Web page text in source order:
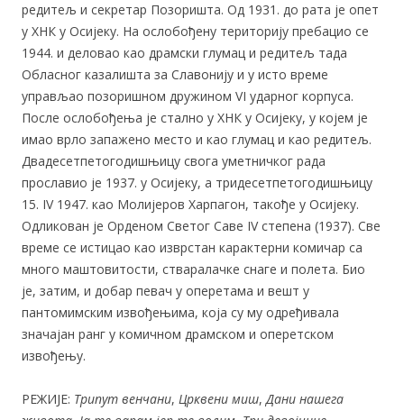
редитељ и секретар Позоришта. Од 1931. до рата је опет
у ХНК у Осијеку. На ослобођену територију пребацио се
1944. и деловао као драмски глумац и редитељ тада
Обласног казалишта за Славонију и у исто време
управљао позоришном дружином VI ударног корпуса.
После ослобођења је стално у ХНК у Осијеку, у којем је
имао врло запажено место и као глумац и као редитељ.
Двадесетпетогодишњицу свога уметничког рада
прославио је 1937. у Осијеку, а тридесетпетогодишњицу
15. IV 1947. као Молијеров Харпагон, такође у Осијеку.
Одликован је Орденом Светог Саве IV степена (1937). Све
време се истицао као изврстан карактерни комичар са
много маштовитости, стваралачке снаге и полета. Био
је, затим, и добар певач у оперетама и вешт у
пантомимским извођењима, која су му одређивала
значајан ранг у комичном драмском и оперетском
извођењу.
РЕЖИЈЕ: Трипут венчани, Црквени миш,Дани нашега